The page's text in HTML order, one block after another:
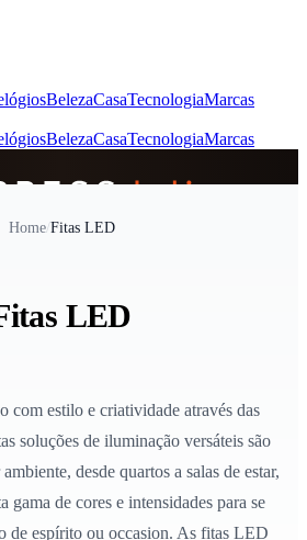
BelezaCasaTecnologiaMarcas
BelezaCasaTecnologiaMarcas
Home/Fitas LED
LED
com estilo e criatividade através das
soluções de iluminação versáteis são
desde quartos a salas de estar,
gama de cores e intensidades para se
de espírito ou occasion. As fitas LED